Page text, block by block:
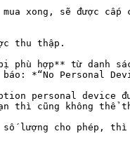
xong, sẽ được
thu thập.
hợp** từ danh
*“No
personal device
thì cũng không thể
lượng cho phép,